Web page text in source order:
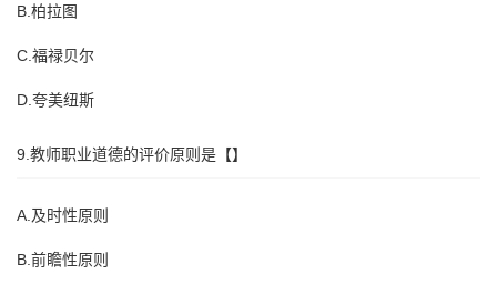
B.柏拉图
C.福禄贝尔
D.夸美纽斯
9.教师职业道德的评价原则是【】
A.及时性原则
B.前瞻性原则